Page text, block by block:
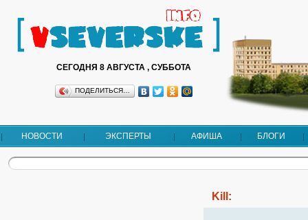
СЕГОДНЯ 8 АВГУСТА , СУББОТА
ПОДЕЛИТЬСЯ…
НОВОСТИ ЭКСПЕРТЫ АФИША БЛОГИ
Kill: